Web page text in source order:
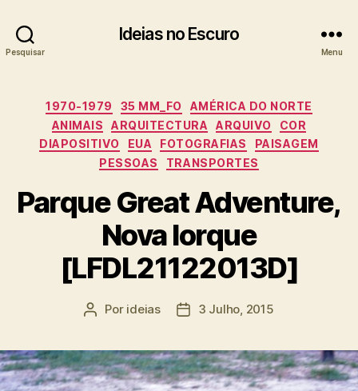
Pesquisar
Ideias no Escuro
Menu
Categorias
1970-1979 35 MM_FO
AMÉRICA DO NORTE
ANIMAIS
ARQUITECTURA ARQUIVO
COR
DIAPOSITIVO
EUA FOTOGRAFIAS
PAISAGEM
PESSOAS
TRANSPORTES
Parque Great Adventure,
Nova Iorque
[LFDL21122013D]
Autor
Por ideias
Data3 Julho, 2015